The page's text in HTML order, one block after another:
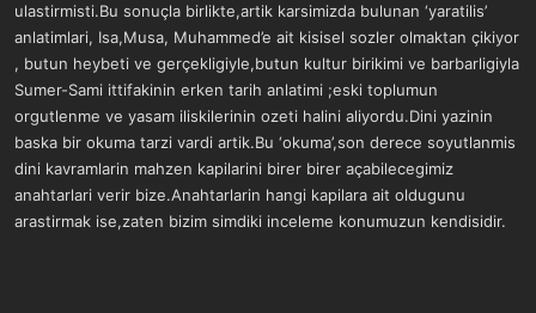
ulastirmisti.Bu sonuçla birlikte,artik karsimizda bulunan ‘yaratilis’
anlatimlari, Isa,Musa, Muhammed’e ait kisisel sozler olmaktan çikiyor
, butun heybeti ve gerçekligiyle,butun kultur birikimi ve barbarligiyla
Sumer-Sami ittifakinin erken tarih anlatimi ;eski toplumun
orgutlenme ve yasam iliskilerinin ozeti halini aliyordu.Dini yazinin
baska bir okuma tarzi vardi artik.Bu ‘okuma’,son derece soyutlanmis
dini kavramlarin mahzen kapilarini birer birer açabilecegimiz
anahtarlari verir bize.Anahtarlarin hangi kapilara ait oldugunu
arastirmak ise,zaten bizim simdiki inceleme konumuzun kendisidir.